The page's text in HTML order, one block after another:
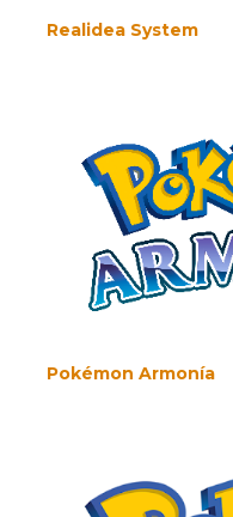
Realidea System
Pokémon Armonía